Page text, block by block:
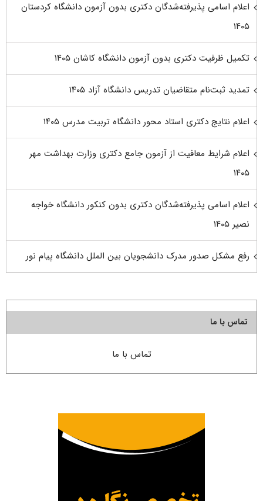
اعلام اسامی پذیرفته‌شدگان دکتری بدون آزمون دانشگاه کردستان
۱۴۰۵
تکمیل ظرفیت دکتری بدون آزمون دانشگاه کاشان ۱۴۰۵
تمدید ثبت‌نام متقاضیان تدریس دانشگاه آزاد ۱۴۰۵
اعلام نتایج دکتری استاد محور دانشگاه تربیت مدرس ۱۴۰۵
اعلام شرایط معافیت از آزمون جامع دکتری وزارت بهداشت مهر
۱۴۰۵
اعلام اسامی پذیرفته‌شدگان دکتری بدون کنکور دانشگاه خواجه
نصیر ۱۴۰۵
رفع مشکل صدور مدرک دانشجویان بین الملل دانشگاه پیام نور
تماس با ما
تماس با ما